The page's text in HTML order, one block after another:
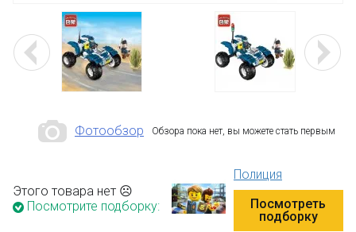
Фотообзор Обзора пока нет, вы можете стать первым
Этого товара нет ☹
Посмотрите подборку:
Полиция
Посмотреть
подборку